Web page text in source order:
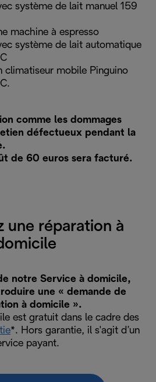
système de lait manuel 159
machine à espresso
système de lait automatique
climatiseur mobile Pinguino
comme les dommages
défectueux pendant la
de 60 euros sera facturé.
une réparation à
notre Service à domicile,
une « demande de
à domicile ».
est gratuit dans le cadre des
*. Hors garantie, il s'agit d’un
payant.